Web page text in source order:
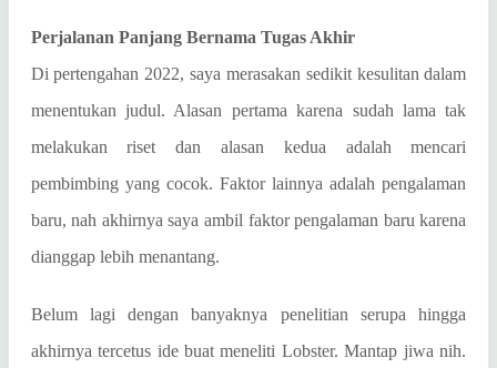
Perjalanan Panjang Bernama Tugas Akhir
Di pertengahan 2022, saya merasakan sedikit kesulitan dalam
menentukan judul. Alasan pertama karena sudah lama tak
melakukan riset dan alasan kedua adalah mencari
pembimbing yang cocok. Faktor lainnya adalah pengalaman
baru, nah akhirnya saya ambil faktor pengalaman baru karena
dianggap lebih menantang.
Belum lagi dengan banyaknya penelitian serupa hingga
akhirnya tercetus ide buat meneliti Lobster. Mantap jiwa nih.